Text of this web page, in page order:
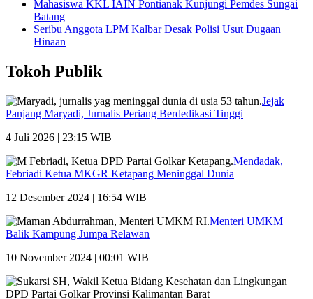
Mahasiswa KKL IAIN Pontianak Kunjungi Pemdes Sungai
Batang
Seribu Anggota LPM Kalbar Desak Polisi Usut Dugaan
Hinaan
Tokoh Publik
Jejak
Panjang Maryadi, Jurnalis Periang Berdedikasi Tinggi
4 Juli 2026 | 23:15 WIB
Mendadak,
Febriadi Ketua MKGR Ketapang Meninggal Dunia
12 Desember 2024 | 16:54 WIB
Menteri UMKM
Balik Kampung Jumpa Relawan
10 November 2024 | 00:01 WIB